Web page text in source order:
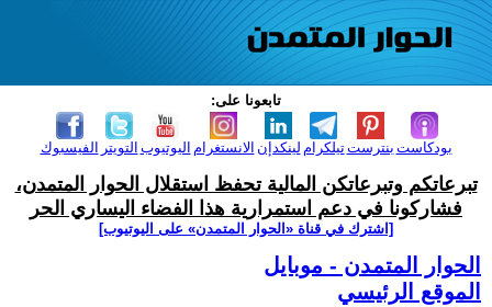
تابعونا على:
الفيسبوك التويتر اليوتيوب الانستغرام لينكدإن تيلكرامبنترست بودكاست
تبرعاتكم وتبرعاتكن المالية تحفظ استقلال الحوار المتمدن،
فشاركونا في دعم استمرارية هذا الفضاء اليساري الحر
[اشترك في قناة ‫«الحوار المتمدن» على اليوتيوب]
الحوار المتمدن - موبايل
الموقع الرئيسي